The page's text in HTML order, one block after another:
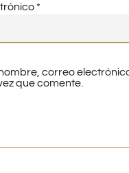
*
correo
que comente.